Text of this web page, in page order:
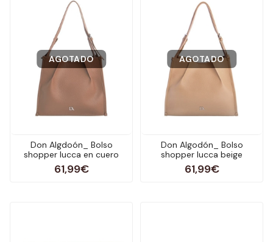
AGOTADO
Don Algdoón_ Bolso
shopper lucca en cuero
61,99€
AGOTADO
Don Algodón_ Bolso
shopper lucca beige
61,99€